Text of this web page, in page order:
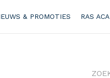
& PROMOTIES RAS